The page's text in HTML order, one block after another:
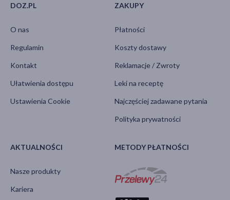
DOZ.PL
O nas
Regulamin
Kontakt
Ułatwienia dostępu
Ustawienia Cookie
ZAKUPY
Płatności
Koszty dostawy
Reklamacje / Zwroty
Leki na receptę
Najczęściej zadawane pytania
Polityka prywatności
AKTUALNOŚCI
Nasze produkty
Kariera
METODY PŁATNOŚCI